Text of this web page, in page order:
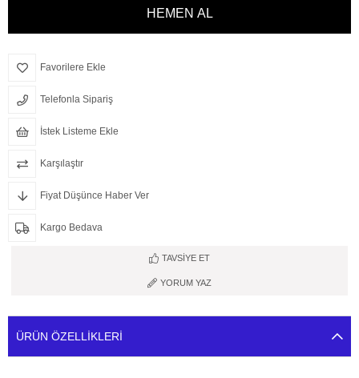
Favorilere Ekle
Telefonla Sipariş
İstek Listeme Ekle
Karşılaştır
Fiyat Düşünce Haber Ver
Kargo Bedava
TAVSIYE ET
YORUM YAZ
ÜRÜN ÖZELLIKLERI